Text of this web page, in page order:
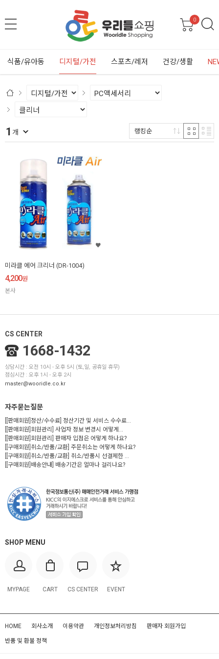
0
식품/유아동 디지털/가전 스포츠/레저 건강/생활
1 개 랭킹순
미라클 에어 크리너 (DR-1004)
4,200원
본사
CS CENTER
1668-1432
상담시간 : 오전 10시 - 오후 5시 (토,일, 공휴일 휴무)
점심시간 : 오후 1시 - 오후 2시
master@wooridle.co.kr
자주묻는질문
[[판매회원]정산/수수료] 정산기간 및 서비스 수수료...
[[판매회원]회원관리] 사업자 정보 변경시 어떻게...
[[판매회원]회원관리] 판매자 입점은 어떻게 하나요?
[[구매회원]취소/반품/교환] 주문취소는 어떻게 하나요?
[[구매회원]취소/반품/교환] 취소/반품시 선결제한 ...
[[구매회원]배송안내] 배송기간은 얼마나 걸리나요?
SHOP MENU
MYPAGE CART CS CENTER EVENT
HOME 회사소개 이용약관 개인정보처리방침 판매자 회원가입
반품 및 환불 정책